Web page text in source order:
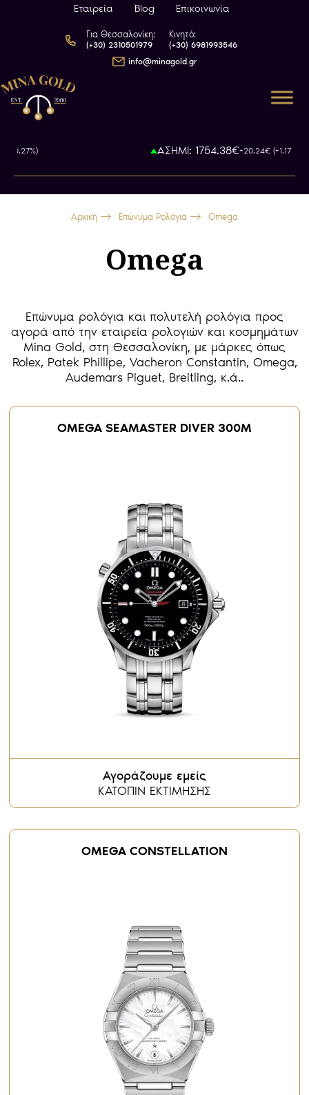
Εταιρεία Blog Επικοινωνία
Για Θεσσαλονίκη:
(+30) 2310501979
Κινητό:
(+30) 6981993546
info@minagold.gr
ΑΣΗΜΙ: 1754.38€+20.24€ (+1.17%)
Αρχική Επώνυμα Ρολόγια Omega
Omega
Επώνυμα ρολόγια και πολυτελή ρολόγια προς
αγορά από την εταιρεία ρολογιών και κοσμημάτων
Mina Gold, στη Θεσσαλονίκη, με μάρκες όπως
Rolex, Patek Phillipe, Vacheron Constantin, Omega,
Audemars Piguet, Breitling, κ.ά..
OMEGA SEAMASTER DIVER 300M
Αγοράζουμε εμείς
ΚΑΤΟΠΙΝ ΕΚΤΙΜΗΣΗΣ
OMEGA CONSTELLATION